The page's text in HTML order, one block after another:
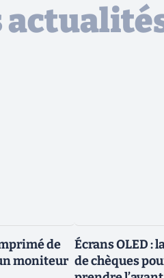
de
moniteur
Écrans OLED :
de chèques